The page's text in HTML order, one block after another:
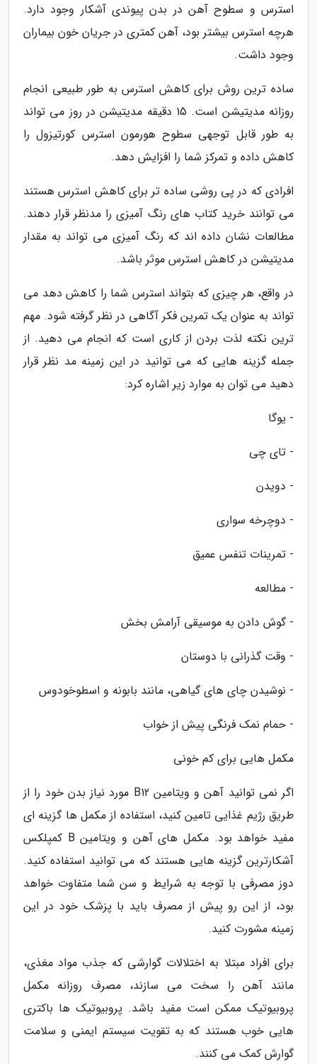
استرس و سطوح آهن در بدن پیوندی آشکار وجود دارد.
هرچه استرس بیشتر بود، آهن کمتری در جریان خون بیماران
وجود داشت.
ساده ترین روش برای کاهش استرس به طور طبیعی انجام
روزانه مدیتیشن است. 15 دقیقه مدیتیشن در روز می تواند
به طور قابل توجهی سطوح هورمون استرس کورتیزول را
کاهش داده و تمرکز شما را افزایش دهد.
افرادی که در پی روشی ساده تر برای کاهش استرس هستند
می توانند خرید کتاب های رنگ آمیزی را مدنظر قرار دهند.
مطالعات نشان داده اند که رنگ آمیزی می تواند به مقدار
مدیتیشن در کاهش استرس موثر باشد.
در واقع، هر چیزی که بتواند استرس شما را کاهش دهد می
تواند به عنوان یک تمرین فکر آگاهی در نظر گرفته شود. مهم
ترین نکته لذت بردن از کاری است که انجام می دهید. از
جمله گزینه هایی که می توانید در این زمینه مد نظر قرار
دهید می توان به موارد زیر اشاره کرد:
- یوگا
- تای چی
- دویدن
- دوچرخه سواری
- تمرینات تنفس عمیق
- مطالعه
- گوش دادن به موسیقی آرامش بخش
- وقت گذرانی با دوستان
- نوشیدن چای های گیاهی، مانند بابونه و اسطوخودوس
- حمام نمک فرنگی پیش از خواب
مکمل هایی برای کم خونی
اگر نمی توانید آهن و ویتامین B12 مورد نیاز بدن خود را از
طریق رژیم غذایی تامین کنید، استفاده از مکمل ها گزینه ای
مفید خواهد بود. مکمل های آهن و ویتامین B کمپلکس
آشکارترین گزینه هایی هستند که می توانید استفاده کنید.
دوز مصرفی با توجه به شرایط و سن شما متفاوت خواهد
بود، از این رو پیش از مصرف باید با پزشک خود در این
زمینه مشورت کنید.
برای افراد مبتلا به اختلالات گوارشی که جذب مواد مغذی،
مانند آهن را سخت می سازند، مصرف روزانه مکمل
پروبیوتیک ممکن است مفید باشد. پروبیوتیک ها باکتری
هایی خوب هستند که به تقویت سیستم ایمنی و سلامت
گوارش کمک می کنند.